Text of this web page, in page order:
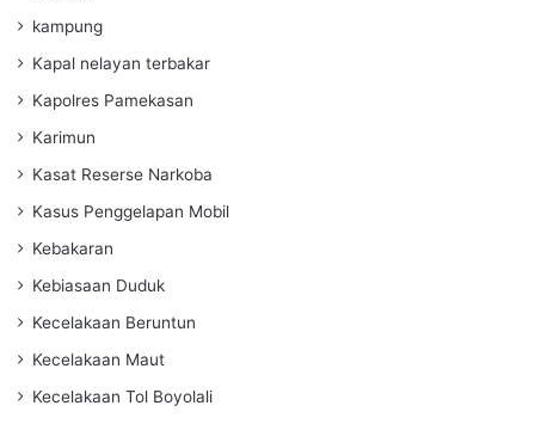
kampung
Kapal nelayan terbakar
Kapolres Pamekasan
Karimun
Kasat Reserse Narkoba
Kasus Penggelapan Mobil
Kebakaran
Kebiasaan Duduk
Kecelakaan Beruntun
Kecelakaan Maut
Kecelakaan Tol Boyolali